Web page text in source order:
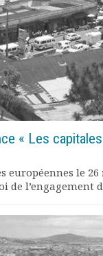
« Les
européennes le
de l’engagement